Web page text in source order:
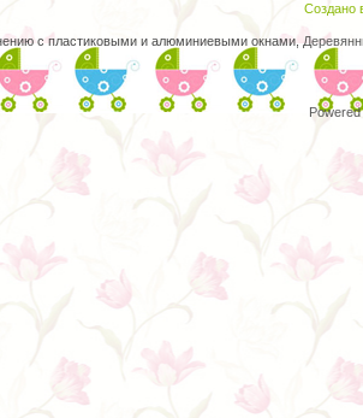
Создано
с пластиковыми и алюминиевыми окнами,